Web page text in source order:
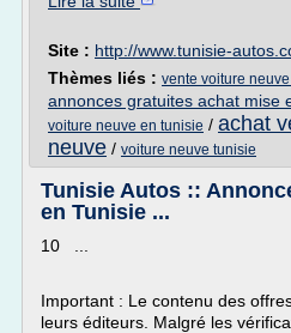
Site : http://www.tunisie-
Thèmes liés : vente voiture
annonces gratuites achat mise
voiture neuve en tunisie / achat
neuve / voiture neuve tunisie
Tunisie Autos ::
en Tunisie ...
10 ...
Important : Le contenu des
leurs éditeurs. Malgré les